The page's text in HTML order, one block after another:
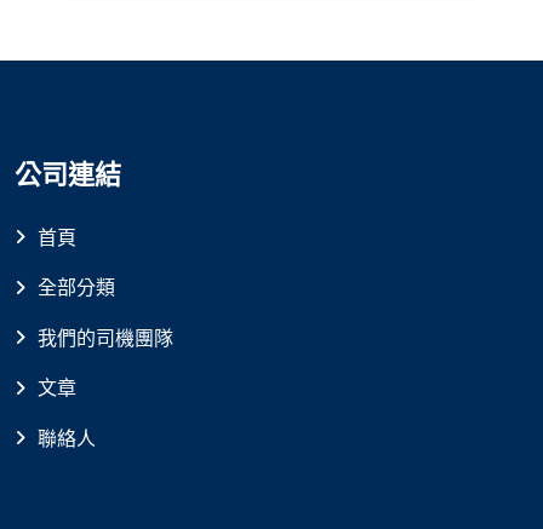
公司連結
首頁
全部分類
我們的司機團隊
文章
聯絡人